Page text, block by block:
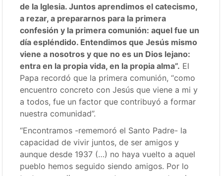
de la Iglesia. Juntos aprendimos el catecismo,
a rezar, a prepararnos para la primera
confesión y la primera comunión: aquel fue un
día espléndido. Entendimos que Jesús mismo
viene a nosotros y que no es un Dios lejano:
entra en la propia vida, en la propia alma”. El
Papa recordó que la primera comunión, “como
encuentro concreto con Jesús que viene a mi y
a todos, fue un factor que contribuyó a formar
nuestra comunidad”.
“Encontramos -rememoró el Santo Padre- la
capacidad de vivir juntos, de ser amigos y
aunque desde 1937 (…) no haya vuelto a aquel
pueblo hemos seguido siendo amigos. Por lo